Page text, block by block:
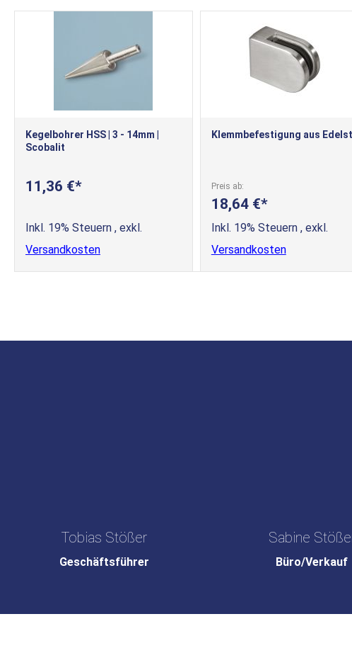
Kegelbohrer HSS | 3 - 14mm |
Scobalit
11,36 €
Inkl. 19% Steuern , exkl.
Versandkosten
Klemmbefestigung aus
Preis ab
18,64 €
Inkl. 19% Steuern , exkl.
Versandkosten
Tobias Stößer
Geschäftsführer
Sabine
Büro/Verkauf